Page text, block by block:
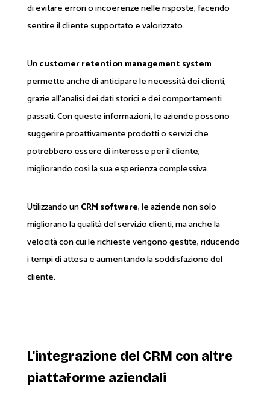
di evitare errori o incoerenze nelle risposte, facendo
sentire il cliente supportato e valorizzato.
Uncustomer retention management system
permette anche di anticipare le necessità dei clienti,
grazie all'analisi dei dati storici e dei comportamenti
passati. Con queste informazioni, le aziende possono
suggerire proattivamente prodotti o servizi che
potrebbero essere di interesse per il cliente,
migliorando così la sua esperienza complessiva.
Utilizzando unCRM software, le aziende non solo
migliorano la qualità del servizio clienti, ma anche la
velocità con cui le richieste vengono gestite, riducendo
i tempi di attesa e aumentando la soddisfazione del
cliente.
L'integrazione del CRM con altre
piattaforme aziendali